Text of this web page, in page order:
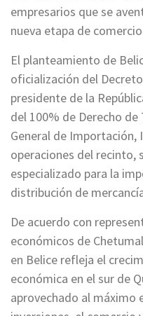
empresarios que se
nueva etapa de
El planteamiento de
oficialización del
presidente de la
del 100% de Derecho
General de Importación,
operaciones del recinto,
especializado para la
distribución de
De acuerdo con
económicos de
en Belice refleja el
económica en el sur de
aprovechado al máximo